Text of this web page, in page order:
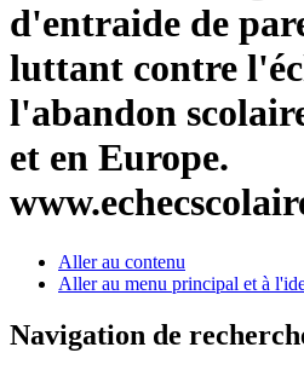
d'entraide de
luttant contre
l'abandon
et en Europe.
Aller au contenu
Aller au menu principal et à
Navigation de